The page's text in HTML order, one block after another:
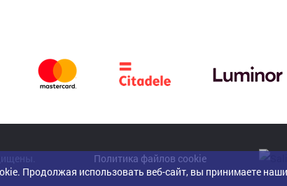
Политика файлов cookie
Продолжая использовать веб-сайт, вы принимаете